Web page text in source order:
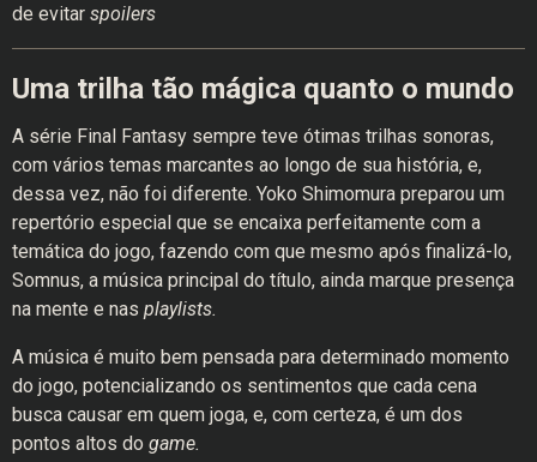
de evitar spoilers
Uma trilha tão mágica quanto o mundo
A série Final Fantasy sempre teve ótimas trilhas sonoras,
com vários temas marcantes ao longo de sua história, e,
dessa vez, não foi diferente. Yoko Shimomura preparou um
repertório especial que se encaixa perfeitamente com a
temática do jogo, fazendo com que mesmo após finalizá-lo,
Somnus, a música principal do título, ainda marque presença
na mente e nas playlists.
A música é muito bem pensada para determinado momento
do jogo, potencializando os sentimentos que cada cena
busca causar em quem joga, e, com certeza, é um dos
pontos altos do game.